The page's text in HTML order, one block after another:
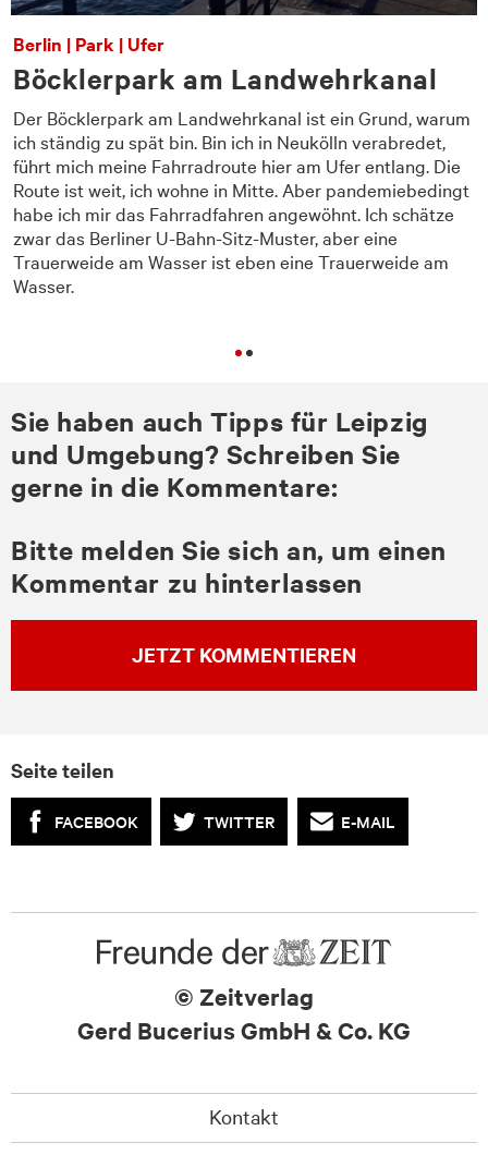
Berlin | Park | Ufer
Böcklerpark am Landwehrkanal
Der Böcklerpark am Landwehrkanal ist ein Grund, warum
ich ständig zu spät bin. Bin ich in Neukölln verabredet,
führt mich meine Fahrradroute hier am Ufer entlang. Die
Route ist weit, ich wohne in Mitte. Aber pandemiebedingt
habe ich mir das Fahrradfahren angewöhnt. Ich schätze
zwar das Berliner U-Bahn-Sitz-Muster, aber eine
Trauerweide am Wasser ist eben eine Trauerweide am
Wasser.
Sie haben auch Tipps für Leipzig
und Umgebung? Schreiben Sie
gerne in die Kommentare:
Bitte melden Sie sich an, um einen
Kommentar zu hinterlassen
JETZT KOMMENTIEREN
Seite teilen
FACEBOOK TWITTER E-MAIL
© Zeitverlag
Gerd Bucerius GmbH & Co. KG
Kontakt